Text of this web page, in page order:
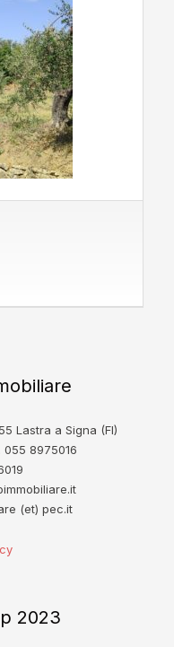
Lastra a Signa (FI)
055 8975016
(et) pec.it
2023